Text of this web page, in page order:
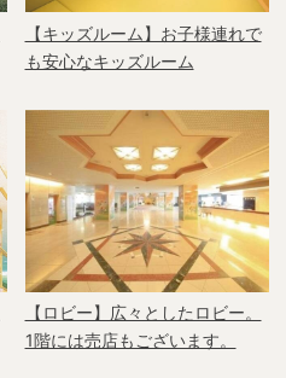
【キッズルーム】お子様連れで
も安心なキッズルーム
【ロビー】広々としたロビー。
1階には売店もございます。